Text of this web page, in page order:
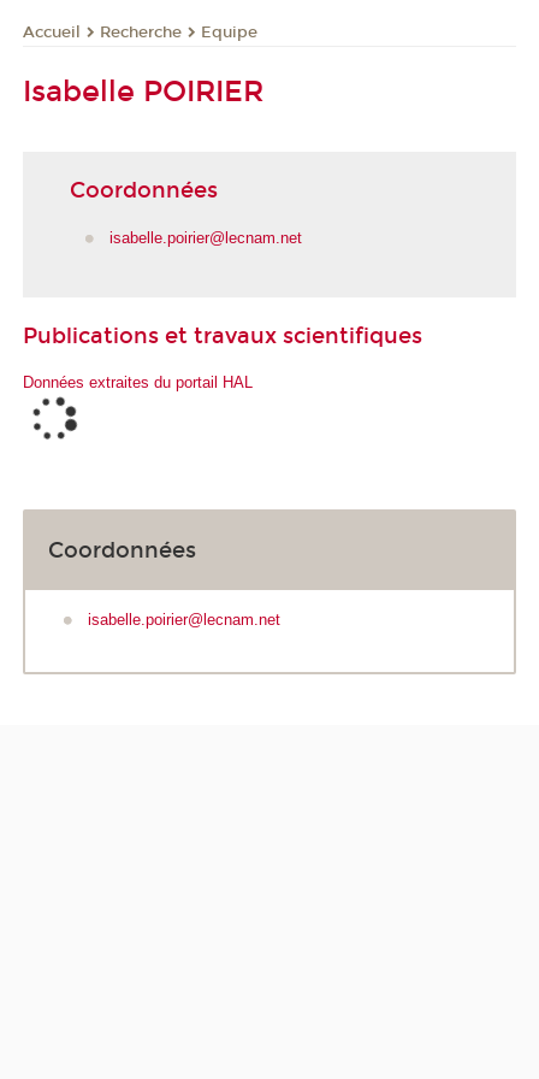
Accueil Recherche Equipe
Isabelle POIRIER
Coordonnées
isabelle.poirier@lecnam.net
Publications et travaux scientifiques
Données extraites du portail HAL
Coordonnées
isabelle.poirier@lecnam.net